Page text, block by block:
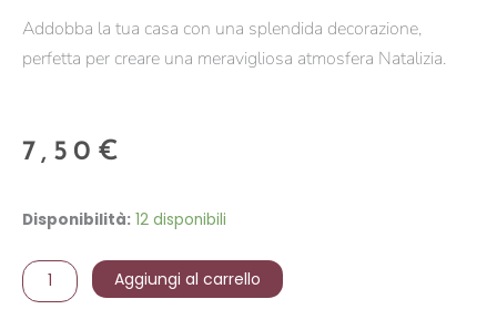
Addobba la tua casa con una splendida decorazione,
perfetta per creare una meravigliosa atmosfera Natalizia.
7,50 €
Disponibilità: 12 disponibili
RAMO
SELVATICA
73
Aggiungi al carrello